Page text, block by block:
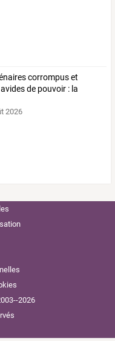
corrompuset
avidesde pouvoir : la
2026
2026